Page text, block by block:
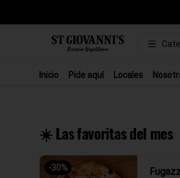
Inicio Pide aquí Locales
☀️ Las favoritas del mes
-30%